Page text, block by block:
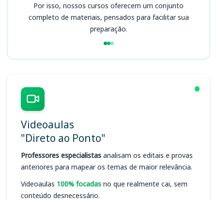
Por isso, nossos cursos oferecem um conjunto
completo de materiais, pensados para facilitar sua
preparação.
Videoaulas
"Direto ao Ponto"
Professores especialistas analisam os editais e provas
anteriores para mapear os temas de maior relevância.
Videoaulas 100% focadas no que realmente cai, sem
conteúdo desnecessário.